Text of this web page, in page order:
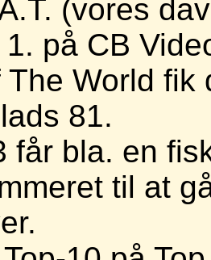
(vores
på CB
The World
81.
får bla. en
til at